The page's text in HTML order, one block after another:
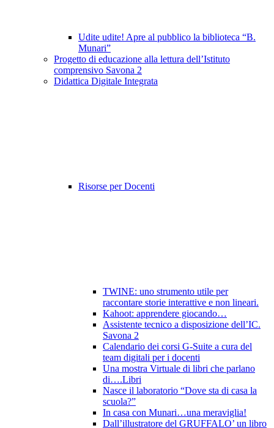
Udite udite! Apre al pubblico la biblioteca “B.
Munari”
Progetto di educazione alla lettura dell’Istituto
comprensivo Savona 2
Didattica Digitale Integrata
Risorse per Docenti
TWINE: uno strumento utile per
raccontare storie interattive e non lineari.
Kahoot: apprendere giocando…
Assistente tecnico a disposizione dell’IC.
Savona 2
Calendario dei corsi G-Suite a cura del
team digitali per i docenti
Una mostra Virtuale di libri che parlano
di….Libri
Nasce il laboratorio “Dove sta di casa la
scuola?”
In casa con Munari…una meraviglia!
Dall’illustratore del GRUFFALO’ un libro